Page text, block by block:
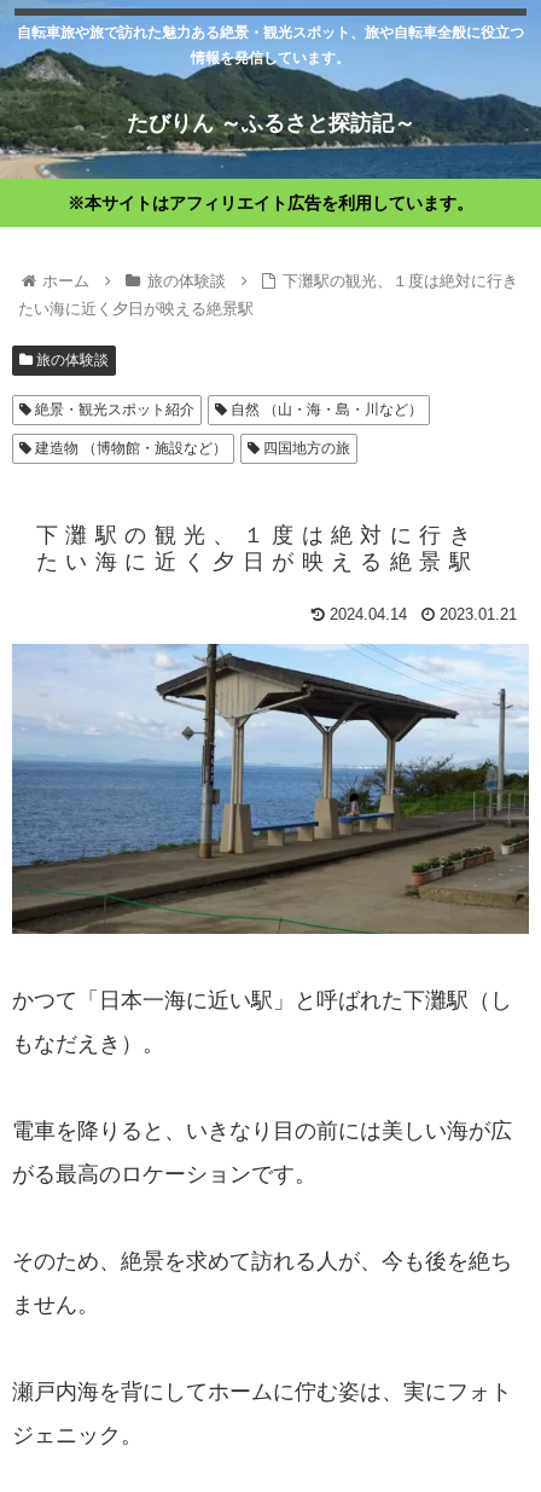
自転車旅や旅で訪れた魅力ある絶景・観光スポット、旅や自転車全般に役立つ
情報を発信しています。
たびりん ～ふるさと探訪記～
※本サイトはアフィリエイト広告を利用しています。
ホーム 旅の体験談
下灘駅の観光、１度は絶対に行き
たい海に近く夕日が映える絶景駅
旅の体験談
絶景・観光スポット紹介 自然 （山・海・島・川など）
建造物 （博物館・施設など） 四国地方の旅
下灘駅の観光、１度は絶対に行き
たい海に近く夕日が映える絶景駅
2024.04.14 2023.01.21
かつて「日本一海に近い駅」と呼ばれた下灘駅（し
もなだえき）。
電車を降りると、いきなり目の前には美しい海が広
がる最高のロケーションです。
そのため、絶景を求めて訪れる人が、今も後を絶ち
ません。
瀬戸内海を背にしてホームに佇む姿は、実にフォト
ジェニック。